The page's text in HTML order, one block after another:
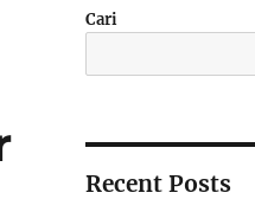
Cari
Recent Posts